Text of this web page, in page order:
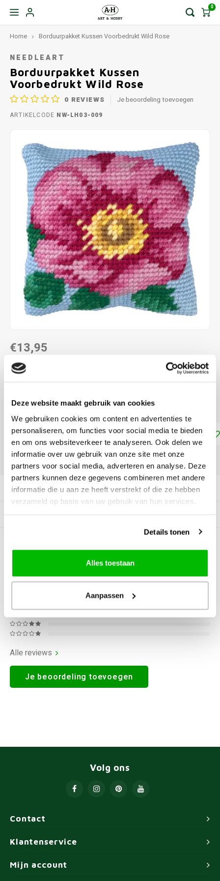
Deze website maakt gebruik van cookies
We gebruiken cookies om content en advertenties te
personaliseren, om functies voor social media te bieden
en om ons websiteverkeer te analyseren. Ook delen we
informatie over uw gebruik van onze site met onze
partners voor social media, adverteren en analyse. Deze
partners kunnen deze gegevens combineren met andere
informatie die u aan ze heeft verstrekt of die ze hebben
verzameld op basis van uw gebruik van hun services.
Details tonen
Alles toestaan
Aanpassen
0
Home Borduurpakket Kussen Voorbedrukt Wild Rose
NEEDLEART
Borduurpakket Kussen
Voorbedrukt Wild Rose
0 REVIEWS Je beoordeling toevoegen
ARTIKELCODE NW-LH03-009
€13,95
DIRECT LEVERBAAR
meer
Toevoegen aan winkelwagen
Productomschrijving
0Reviews
Alle reviews
Je beoordeling toevoegen
Contact
Volg ons
Klantenservice
Mijn account